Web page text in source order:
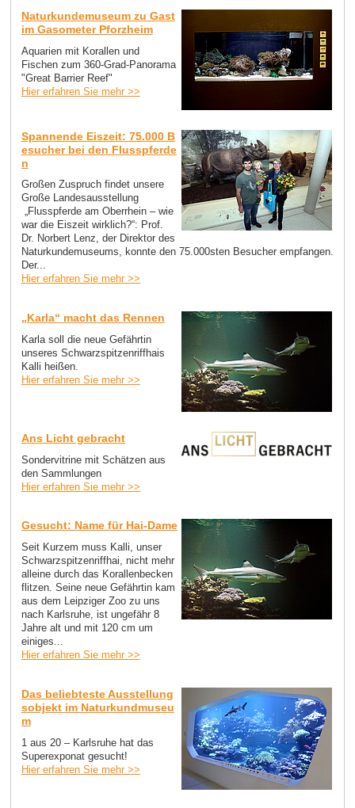
Naturkundemuseum zu Gast
im Gasometer Pforzheim
Aquarien mit Korallen und
Fischen zum 360-Grad-Panorama
"Great Barrier Reef"
Hier erfahren Sie mehr >>
Spannende Eiszeit: 75.000 B
esucher bei den Flusspferde
n
Großen Zuspruch findet unsere
Große Landesausstellung
„Flusspferde am Oberrhein – wie
war die Eiszeit wirklich?“: Prof.
Dr. Norbert Lenz, der Direktor des
Naturkundemuseums, konnte den 75.000sten Besucher empfangen.
Der...
Hier erfahren Sie mehr >>
„Karla“ macht das Rennen
Karla soll die neue Gefährtin
unseres Schwarzspitzenriffhais
Kalli heißen.
Hier erfahren Sie mehr >>
Ans Licht gebracht
Sondervitrine mit Schätzen aus
den Sammlungen
Hier erfahren Sie mehr >>
Gesucht: Name für Hai-Dame
Seit Kurzem muss Kalli, unser
Schwarzspitzenriffhai, nicht mehr
alleine durch das Korallenbecken
flitzen. Seine neue Gefährtin kam
aus dem Leipziger Zoo zu uns
nach Karlsruhe, ist ungefähr 8
Jahre alt und mit 120 cm um
einiges...
Hier erfahren Sie mehr >>
Das beliebteste Ausstellung
sobjekt im Naturkundmuseu
m
1 aus 20 – Karlsruhe hat das
Superexponat gesucht!
Hier erfahren Sie mehr >>